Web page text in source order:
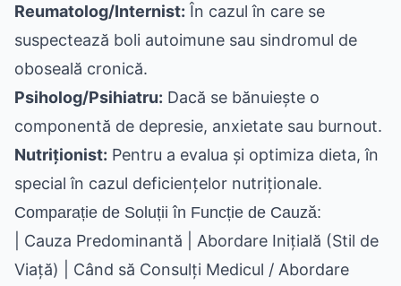
Reumatolog/Internist: În cazul în care se
suspectează boli autoimune sau sindromul de
oboseală cronică.
Psiholog/Psihiatru: Dacă se bănuiește o
componentă de depresie, anxietate sau burnout.
Nutriționist: Pentru a evalua și optimiza dieta, în
special în cazul deficiențelor nutriționale.
Comparație de Soluții în Funcție de Cauză:
| Cauza Predominantă | Abordare Inițială (Stil de Viață) | Când să Consulți Medicul / Abordare Medicală